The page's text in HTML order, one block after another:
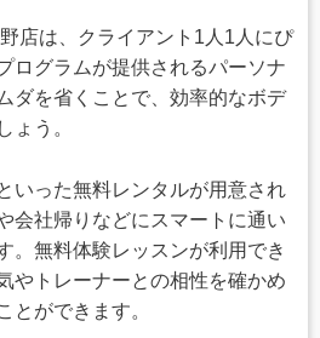
店は、クライアント1人1人にぴ
ログラムが提供されるパーソナ
ダを省くことで、効率的なボデ
ょう。
いった無料レンタルが用意され
会社帰りなどにスマートに通い
。無料体験レッスンが利用でき
やトレーナーとの相性を確かめ
とができます。